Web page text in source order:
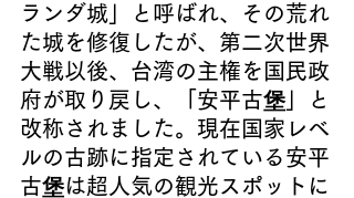
ランダ城」と呼 ばれ、その荒れ
た城を修復したが、第二次世界
大戦以後、台湾の主権を国民政
府が取り戻し、
「安平古堡」
と
改称されました。現在国家レベ
ルの古跡に指定されている安平
古堡は超人気の観光スポットに